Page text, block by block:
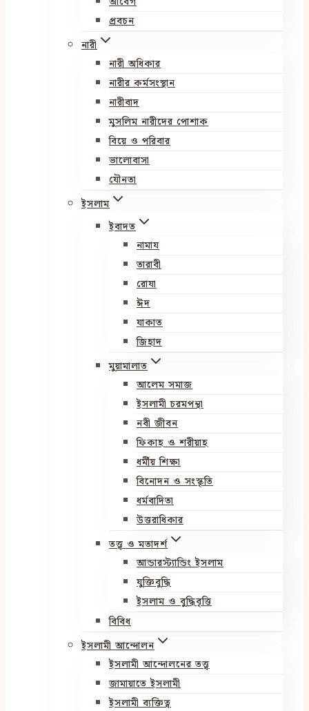
প্রবচন
নারী
নারী অধিকার
নারীর কর্মসংস্থান
নারীবাদ
মুসলিম নারীদের পোশাক
বিয়ে ও পরিবার
ভালোবাসা
যৌনতা
ইসলাম
ইবাদত
নামায
তারাবী
রোযা
ঈদ
যাকাত
জিহাদ
মুয়ামালাত
আলেম সমাজ
ইসলামী চরমপন্থা
নবী জীবন
ফিকাহ ও শরীয়াহ
ধর্মীয় শিক্ষা
বিনোদন ও সংস্কৃতি
ধর্মবাদিতা
উত্তরাধিকার
তত্ত্ব ও মতাদর্শ
আন্ডারস্ট্যান্ডিং ইসলাম
যুক্তিবুদ্ধি
ইসলাম ও বুদ্ধিবৃত্তি
বিবিধ
ইসলামী আন্দোলন
ইসলামী আন্দোলনের তত্ত্ব
জামায়াতে ইসলামী
ইসলামী ব্যক্তিত্ব